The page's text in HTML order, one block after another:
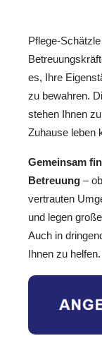
Pflege-
es, Ihre
zu bewahren.
stehen Ihnen
Zuhause leben
Gemeinsam
Betreuung –
vertrauten
und legen
Auch in
Ihnen zu helfen.